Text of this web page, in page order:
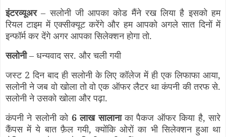
इंटरव्यूअर– सलोनी जी आपका कोड मैंने रख लिया है इसको हम
रियल टाइम में एक्सीक्यूट करेंगे और हम आपको अगले सात दिनों में
इन्फॉर्म कर देंगे अगर आपका सिलेक्शन होगा तो.
सलोनी– धन्यवाद सर. और चली गयी
जस्ट 2 दिन बाद ही सलोनी के लिए कॉलेज में ही एक लिफाफा आया,
सलोनी ने जब वो खोला तो वो एक ऑफर लैटर था कंपनी की तरफ से.
सलोनी ने उसको खोला और पढ़ा.
कंपनी ने सलोनी को 6 लाख सालानाका पैकज ऑफर किया है, सारे
कैंपस में ये बात फ़ैल गयी, क्योंकि ओरों का भी सिलेक्शन हुआ था